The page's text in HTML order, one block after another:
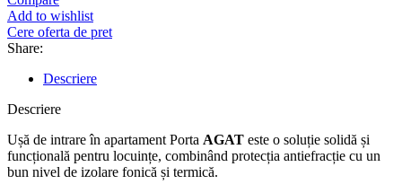
Add to wishlist
Cere oferta de pret
Share:
Descriere
Descriere
Ușă de intrare în apartament Porta AGAT este o soluție solidă și
funcțională pentru locuințe, combinând protecția antiefracție cu un
bun nivel de izolare fonică și termică.